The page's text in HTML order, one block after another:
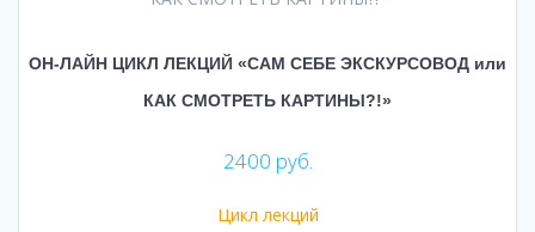
ОН-ЛАЙН ЦИКЛ ЛЕКЦИЙ «САМ СЕБЕ ЭКСКУРСОВОД или
КАК СМОТРЕТЬ КАРТИНЫ?!»
2400 руб.
Цикл лекций